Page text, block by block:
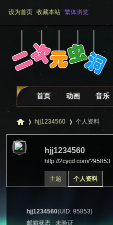
设为首页 收藏本站 繁体浏览
首页 动画 音乐
hjj1234560
›
个人资料
hjj1234560
http://2cycd.com/?95853
主题 个人资料
hjj1234560(UID: 95853)
邮箱状态
未验证